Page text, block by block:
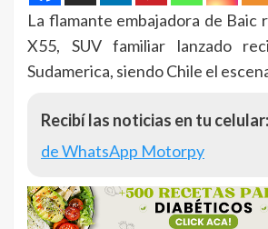
La flamante embajadora de Baic
X55, SUV familiar lanzado
Sudamerica, siendo Chile el
Recibí las noticias en tu celular:
de WhatsApp Motorpy